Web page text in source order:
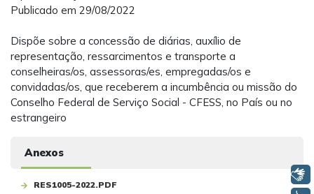
Publicado em 29/08/2022
Dispõe sobre a concessão de diárias, auxílio de
representação, ressarcimentos e transporte a
conselheiras/os, assessoras/es, empregadas/os e
convidadas/os, que receberem a incumbência ou missão do
Conselho Federal de Serviço Social - CFESS, no País ou no
estrangeiro
Anexos
RES1005-2022.PDF